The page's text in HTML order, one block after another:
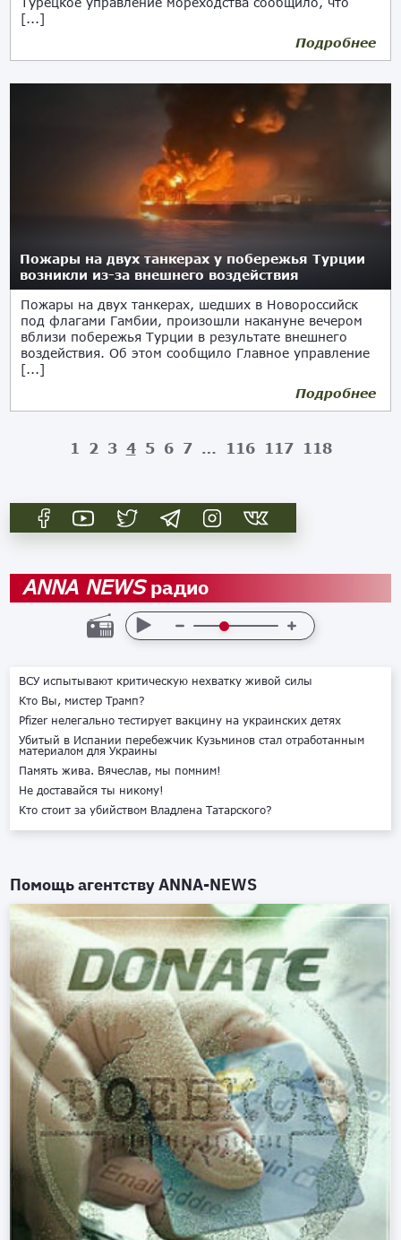
[...]
Подробнее
Пожары на двух танкерах у побережья Турции
возникли из-за внешнего воздействия
Пожары на двух танкерах, шедших в Новороссийск
под флагами Гамбии, произошли накануне вечером
вблизи побережья Турции в результате внешнего
воздействия. Об этом сообщило Главное управление
[...]
Подробнее
1 2 3 4 5 6 7 … 116 117 118
ANNA NEWSрадио
ВСУ испытывают критическую нехватку живой силы
Кто Вы, мистер Трамп?
Pfizer нелегально тестирует вакцину на украинских детях
Убитый в Испании перебежчик Кузьминов стал отработанным
материалом для Украины
Память жива. Вячеслав, мы помним!
Не доставайся ты никому!
Кто стоит за убийством Владлена Татарского?
Помощь агентствуANNA-NEWS